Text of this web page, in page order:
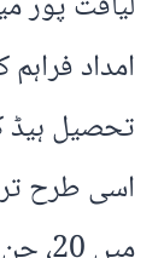
امداد
تحصیل ہیڈ